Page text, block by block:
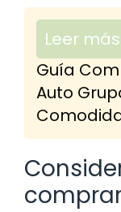
Leer más
Guía
Auto